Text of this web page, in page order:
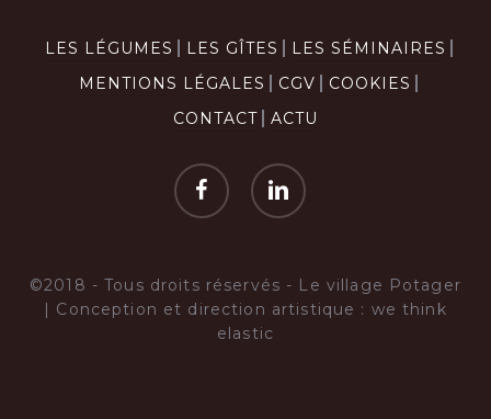
LES LÉGUMES LES GÎTES
LES SÉMINAIRES
MENTIONS LÉGALES
CGV
COOKIES
CONTACT
ACTU
facebook linkedin
©2018 - Tous droits réservés - Le village Potager
| Conception et direction artistique : we think
elastic